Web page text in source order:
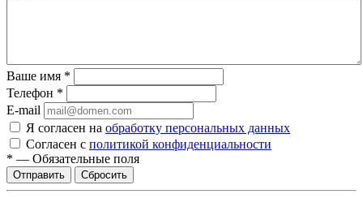
Ваше имя *
Телефон *
E-mail
Я согласен на обработку персональных данных
Согласен с политикой конфиденциальности
* — Обязательные поля
Сбросить